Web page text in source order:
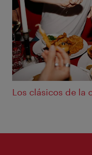
Los clásicos de la